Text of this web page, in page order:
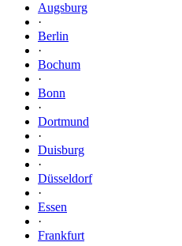
Augsburg
·
Berlin
·
Bochum
·
Bonn
·
Dortmund
·
Duisburg
·
Düsseldorf
·
Essen
·
Frankfurt